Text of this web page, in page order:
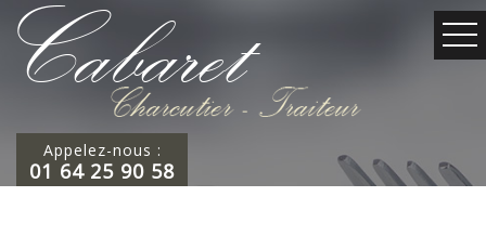
Appelez-nous :
01 64 25 90 58